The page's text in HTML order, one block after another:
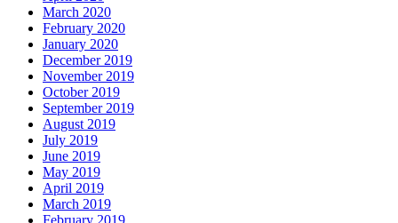
March 2020
February 2020
January 2020
December 2019
November 2019
October 2019
September 2019
August 2019
July 2019
June 2019
May 2019
April 2019
March 2019
February 2019